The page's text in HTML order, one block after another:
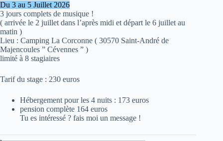
Du 3 au 5 Juillet 2026
3 jours complets de musique !
( arrivée le 2 juillet dans l’après midi et départ le 6 juillet au
matin )
Lieu : Camping La Corconne ( 30570 Saint-André de
Majencoules ” Cévennes ” )
limité à 8 stagiaires
Tarif du stage : 230 euros
Hébergement pour les 4 nuits : 173 euros
pension complète 164 euros
Tu es intéressé ? fais moi un message !